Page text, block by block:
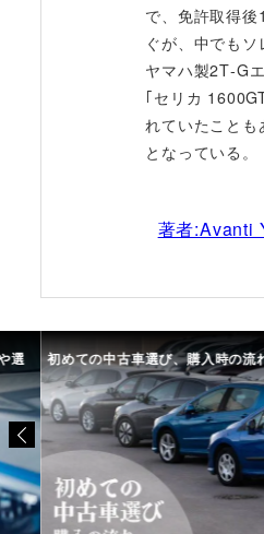
で、免許取得
ぐが、中でも
ヤマハ製2T‐G
｢セリカ
れていたことも
となっている。
著者:Avanti
選 初めての中古車選び、購入時の流